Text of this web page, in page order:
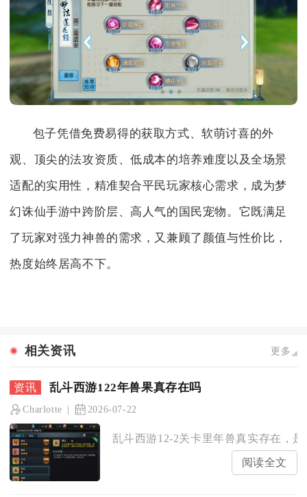
包子凭借免费易得的获取方式、软萌讨喜的外
观、顶尖的法攻资质、低成本的培养难度以及全场景
适配的实用性，精准契合平民玩家核心需求，成为梦
幻诛仙手游中跨阶层、高人气的国民宠物。它既满足
了玩家对强力神兽的需求，又兼顾了颜值与性价比，
热度始终居高不下。
相关资讯 更多
乱斗西游122年兽果真存在吗
Charlotte 2026-07-22
乱斗西游12-2关卡里年兽真实存在，
阅读全文